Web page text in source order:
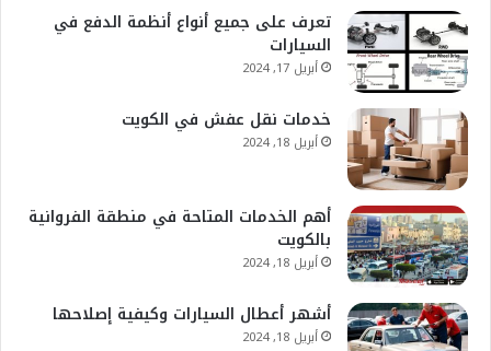
تعرف على جميع أنواع أنظمة الدفع في
السيارات
أبريل 17, 2024
خدمات نقل عفش في الكويت
أبريل 18, 2024
أهم الخدمات المتاحة في منطقة الفروانية
بالكويت
أبريل 18, 2024
أشهر أعطال السيارات وكيفية إصلاحها
أبريل 18, 2024